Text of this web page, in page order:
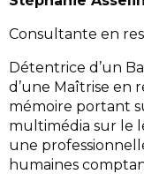
Consultante en
Détentrice d’un
d’une Maîtrise en
mémoire portant
multimédia sur le
une
humaines